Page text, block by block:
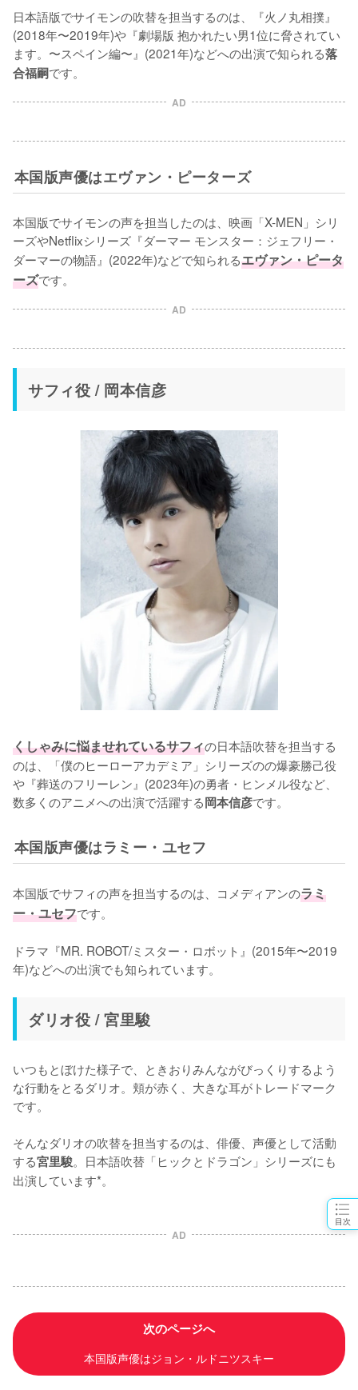
目次
日本語版でサイモンの吹替を担当するのは、『火ノ丸相撲』
(2018年〜2019年)や『劇場版 抱かれたい男1位に脅されてい
ます。〜スペイン編〜』(2021年)などへの出演で知られる落
合福嗣です。
AD
本国版声優はエヴァン・ピーターズ
本国版でサイモンの声を担当したのは、映画「X-MEN」シリ
ーズやNetflixシリーズ『ダーマー モンスター：ジェフリー・
ダーマーの物語』(2022年)などで知られるエヴァン・ピータ
ーズです。
AD
サフィ役 / 岡本信彦
くしゃみに悩ませれているサフィの日本語吹替を担当する
のは、「僕のヒーローアカデミア」シリーズのの爆豪勝己役
や『葬送のフリーレン』(2023年)の勇者・ヒンメル役など、
数多くのアニメへの出演で活躍する岡本信彦です。
本国版声優はラミー・ユセフ
本国版でサフィの声を担当するのは、コメディアンのラミ
ー・ユセフです。
ドラマ『MR. ROBOT/ミスター・ロボット』(2015年〜2019
年)などへの出演でも知られています。
ダリオ役 / 宮里駿
いつもとぼけた様子で、ときおりみんながびっくりするよう
な行動をとるダリオ。頬が赤く、大きな耳がトレードマーク
です。
そんなダリオの吹替を担当するのは、俳優、声優として活動
する宮里駿。日本語吹替「ヒックとドラゴン」シリーズにも
出演しています*。
AD
次のページへ
本国版声優はジョン・ルドニツスキー